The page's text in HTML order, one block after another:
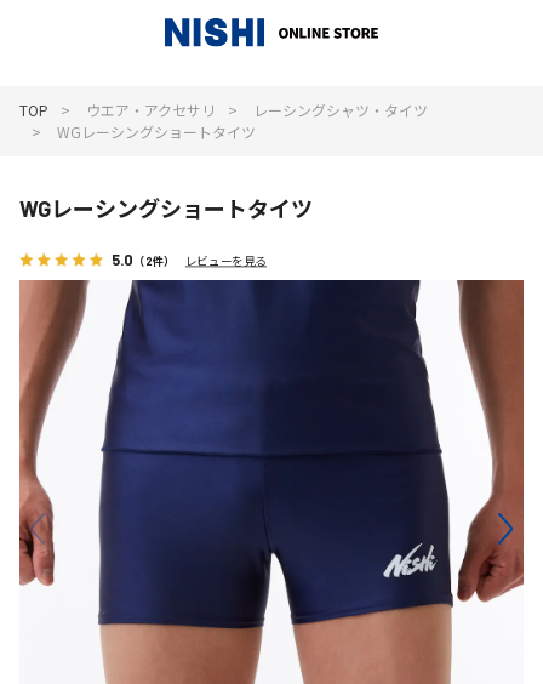
TOP ウエア・アクセサリ
レーシングシャツ・タイツ
WGレーシングショートタイツ
WGレーシングショートタイツ
5.0 （2件） レビューを見る